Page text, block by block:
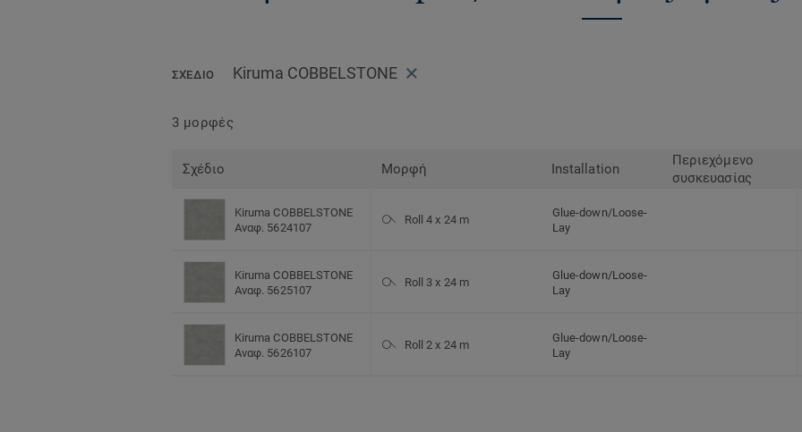
ΣΧΈΔΙΟ Kiruma COBBELSTONE
3 μορφές
Σχέδιο Μορφή Installation
Περιεχόμενο
συσκευασίας
Kiruma COBBELSTONE
Αναφ. 5624107
Roll 4 x 24 m
Glue-down/Loose-
Lay
Kiruma COBBELSTONE
Αναφ. 5625107
Roll 3 x 24 m
Glue-down/Loose-
Lay
Kiruma COBBELSTONE
Αναφ. 5626107
Roll 2 x 24 m
Glue-down/Loose-
Lay